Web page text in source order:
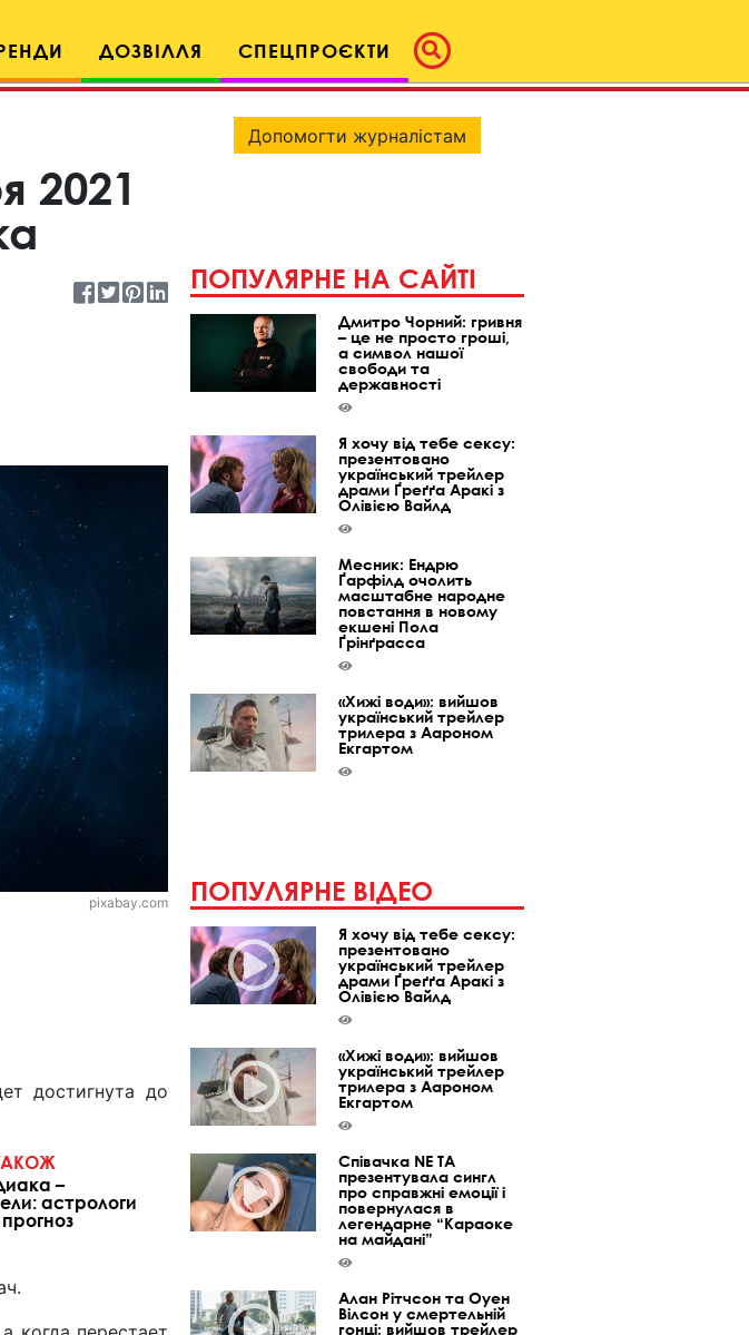
ДОЗВІЛЛЯ СПЕЦПРОЄКТИ
2021
pixabay.com
достигнута до
–
астрологи
Допомогти журналістам
ПОПУЛЯРНЕ НА САЙТІ
Дмитро Чорний: гривня
– це не просто гроші,
а символ нашої
свободи та
державності
Я хочу від тебе сексу:
презентовано
український трейлер
драми Ґреґґа Аракі з
Олівією Вайлд
Месник: Ендрю
Ґарфілд очолить
масштабне народне
повстання в новому
екшені Пола
Ґрінґрасса
«Хижі води»: вийшов
український трейлер
трилера з Аароном
Екгартом
ПОПУЛЯРНЕ ВІДЕО
Я хочу від тебе сексу:
презентовано
український трейлер
драми Ґреґґа Аракі з
Олівією Вайлд
«Хижі води»: вийшов
український трейлер
трилера з Аароном
Екгартом
Співачка NE TA
презентувала сингл
про справжні емоції і
повернулася в
легендарне “Караоке
на майдані”
Алан Рітчсон та Оуен
Вілсон у смертельній
гонці: вийшов трейлер